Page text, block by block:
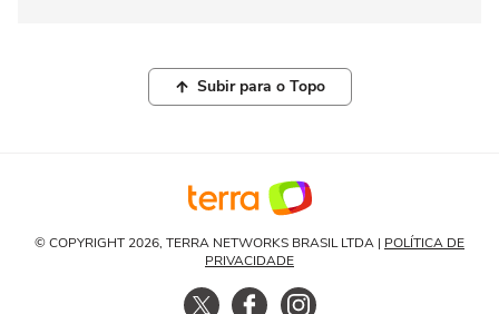
Subir para o Topo
© COPYRIGHT 2026, TERRA NETWORKS BRASIL LTDA | POLÍTICA DE
PRIVACIDADE